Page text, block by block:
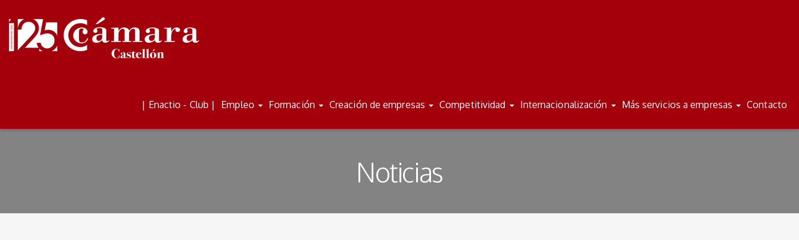
| Enactio - Club | Empleo Formación Creación de empresas Competitividad Internacionalización Más servicios a empresas Contacto
Noticias